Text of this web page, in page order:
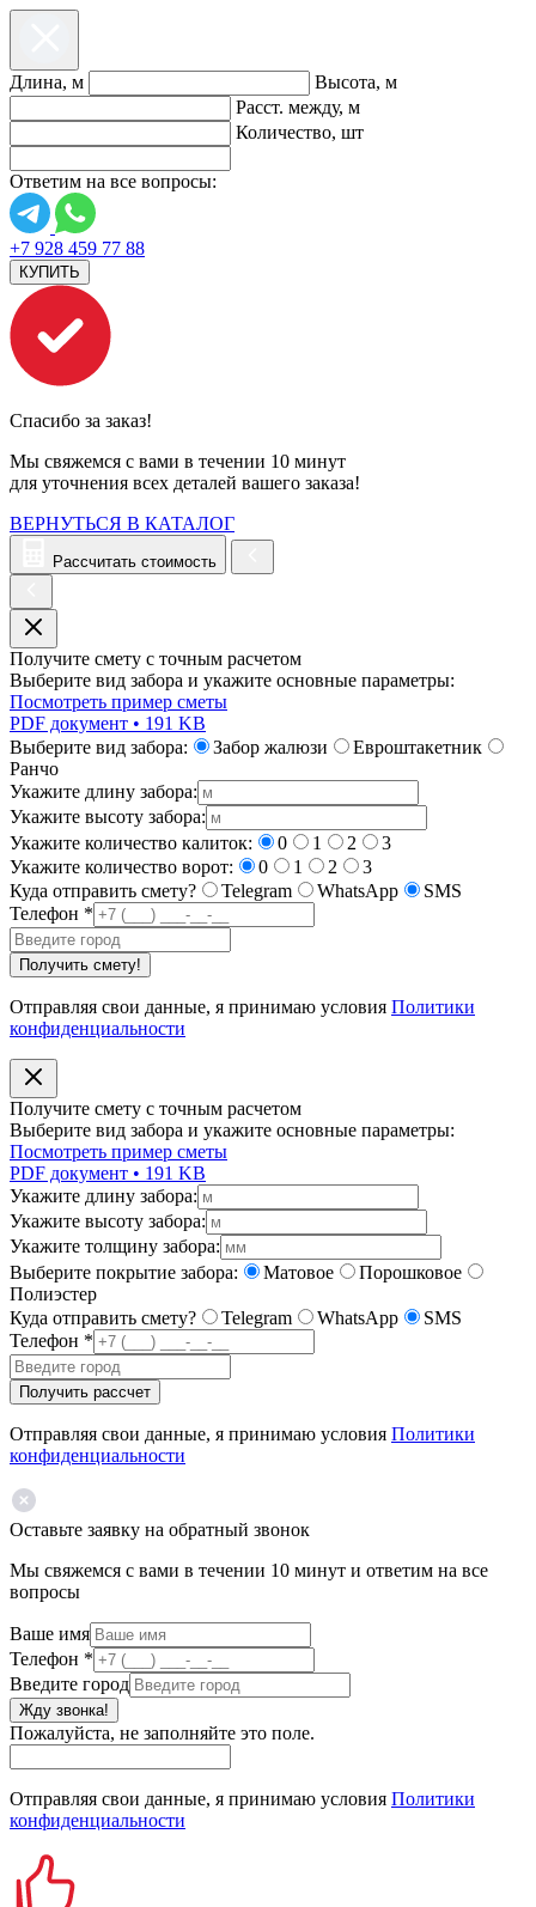
Длина, м
Высота, м
Расст. между, м
Количество, шт
Ответим на все вопросы:
+7 928 459 77 88
КУПИТЬ
Спасибо за заказ!
Мы свяжемся с вами в течении 10 минут
для уточнения всех деталей вашего заказа!
ВЕРНУТЬСЯ В КАТАЛОГ
Рассчитать стоимость
Получите смету с точным расчетом
Выберите вид забора и укажите основные параметры:
Посмотреть пример сметы
PDF документ • 191 KB
Выберите вид забора:
Забор жалюзи
Евроштакетник
Ранчо
Укажите длину забора:
Укажите высоту забора:
Укажите количество калиток:
0 1 2
3
Укажите количество ворот:
0 1 2
3
Куда отправить смету?
Telegram WhatsApp
SMS
Телефон *
Получить смету!
Отправляя свои данные, я принимаю условия Политики
конфиденциальности
Получите смету с точным расчетом
Выберите вид забора и укажите основные параметры:
Посмотреть пример сметы
PDF документ • 191 KB
Укажите длину забора:
Укажите высоту забора:
Укажите толщину забора:
Выберите покрытие забора:
Матовое
Порошковое
Полиэстер
Куда отправить смету?
Telegram WhatsApp
SMS
Телефон *
Получить рассчет
Отправляя свои данные, я принимаю условия Политики
конфиденциальности
Оставьте заявку на обратный звонок
Мы свяжемся с вами в течении 10 минут и ответим на все
вопросы
Ваше имя
Телефон *
Введите город
Жду звонка!
Пожалуйста, не заполняйте это поле.
Отправляя свои данные, я принимаю условия Политики
конфиденциальности